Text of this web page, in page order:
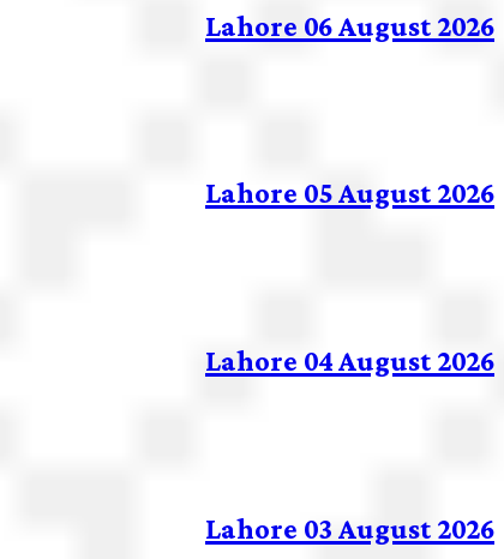
Lahore 06 August 2026
Lahore 05 August 2026
Lahore 04 August 2026
Lahore 03 August 2026